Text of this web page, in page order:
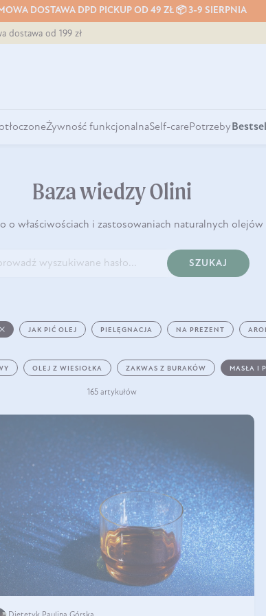
DOSTAWA DPD PICKUP OD 49 ZŁ 📦 3-9 SIERPNIA
dostawa od 199 zł
Żywność funkcjonalnaSelf-carePotrzeby
Baza wiedzy Olini
o właściwościach i zastosowaniach naturalnych olejów
SZUKAJ
JAK PIĆ OLEJ PIELĘGNACJA NA PREZENT
OLEJ Z WIESIOŁKA ZAKWAS Z BURAKÓW MASŁA I
165 artykułów